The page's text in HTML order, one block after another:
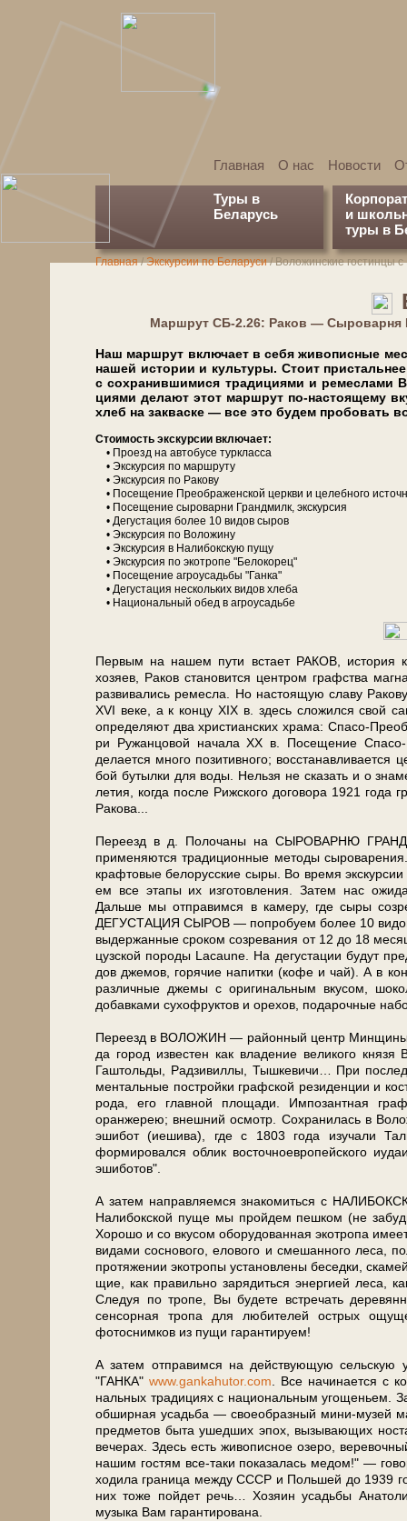
Главная О нас Новости
Туры в
Беларусь
и
туры в
Главная/Экскурсии по Беларуси/Воложинские гостинцы с
Марш­рут СБ-2.26: Раков — Сыроварня
Наш маршрут вклю­ча­ет в се­бя жи­во­пис­ные
на­шей ис­то­рии и куль­ту­ры. Сто­ит
с сохранившимися тра­ди­ци­я­ми и ре­мес­ла­ми
ци­я­ми де­ла­ют этот маршрут по-настоящему
хлеб на закваске — все это бу­дем пробовать
Сто­и­мость экс­кур­сии вклю­ча­ет:
• Проезд на ав­то­бу­се турк­лас­са
• Экс­кур­сия по марш­ру­ту
• Экс­кур­сия по Ракову
• По­се­ще­ние Преображенской церк­ви и целебного
• По­се­ще­ние сыроварни Грандмилк, экскурсия
• Де­гу­ста­ция бо­лее 10 ви­дов сы­ров
• Экс­кур­сия по Воложину
• Экс­кур­сия в Налибокскую пу­щу
• Экс­кур­сия по экотропе "Белокорец"
• По­се­ще­ние агроусадьбы "Ган­ка"
• Де­гу­ста­ция не­сколь­ких ви­дов хле­ба
• На­ци­о­наль­ный обед в аг­ро­усадь­бе
Первым на на­шем пу­ти встает РАКОВ, ис­то­рия
хозяев, Ра­ков ста­но­вит­ся цен­тром графства
развивались ремесла. Но настоящую сла­ву
XVI ве­ке, а к кон­цу XIX в. здесь сложился свой
опре­де­ля­ют два христианских хра­ма: Спасо-
ри Ру­жан­цо­вой на­ча­ла XX в. По­се­ще­ние
делается мно­го позитивного;
бой бу­тыл­ки для во­ды. Нельзя не сказать и о
ле­тия, ко­гда по­сле Рижского договора 1921
Ракова...
Пе­ре­езд в д. Полочаны на СЫРОВАРНЮ
применяются тра­ди­ци­он­ные ме­то­ды
крафтовые бе­ло­рус­ские сыры. Во вре­мя
ем все эта­пы их из­го­тов­ле­ния. За­тем нас
Дальше мы от­пра­вим­ся в ка­ме­ру, где сыры
ДЕГУСТАЦИЯ СЫРОВ — по­про­бу­ем бо­лее 10
выдержанные сроком созревания от 12 до 18
цуз­ской по­ро­ды Lacaune. На де­густа­ции бу­дут
дов джемов, го­ря­чие напитки (ко­фе и чай). А в
раз­лич­ные джемы с ори­ги­наль­ным вку­сом,
добавками сухофруктов и орехов, подарочные
Пе­ре­езд в ВОЛОЖИН — районный центр Мин­щи­ны,
да го­род из­ве­стен как владение великого
Гаштольды, Рад­зи­вил­лы, Тышкевичи… При
мен­таль­ные постройки графской ре­зи­ден­ции и
ро­да, его глав­ной пло­ща­ди. Импозантная
оранжерею; внешний осмотр. Сохранилась в
эшибот (ие­ши­ва), где с 1803 го­да изучали
формировался об­лик восточноевропейского
эшиботов".
А затем на­прав­ля­ем­ся зна­ко­мить­ся с
Налибокской пуще мы прой­дем пеш­ком (не
Хорошо и со вку­сом обо­ру­до­ван­ная экотропа
ви­да­ми сос­но­во­го, елового и смешанного ле­са,
про­тя­же­нии экотропы уста­нов­ле­ны бе­сед­ки,
щие, как правильно за­ря­дить­ся энер­ги­ей ле­са,
Сле­дуя по тро­пе, Вы бу­де­те встре­чать
сенсорная тропа для лю­би­те­лей острых
фотоснимков из пу­щи гарантируем!
А затем от­пра­вим­ся на дей­ству­ю­щую
"ГАНКА" www.gankahutor.com . Все на­чи­на­ет­ся с
наль­ных тра­ди­ци­ях с на­ци­о­наль­ным уго­ще­ньем.
об­шир­ная усадь­ба — свое­об­раз­ный мини-музей
пред­ме­тов бы­та ушед­ших эпох, вы­зы­ва­ю­щих
ве­че­рах. Здесь есть жи­во­пис­ное озе­ро,
на­шим го­стям все-таки по­ка­за­лась ме­дом!" —
хо­ди­ла гра­ни­ца меж­ду СССР и Поль­шей до 1939
них то­же пой­дет речь… Хозяин усадь­бы
музыка Вам га­ран­ти­ро­ва­на.